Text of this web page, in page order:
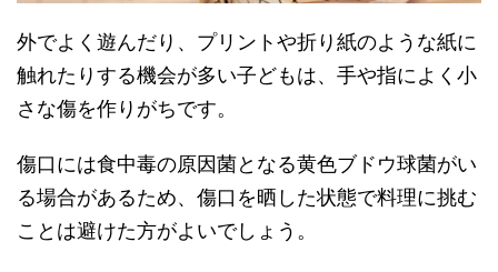
外でよく遊んだり、プリントや折り紙のような紙に
触れたりする機会が多い子どもは、手や指によく小
さな傷を作りがちです。
傷口には食中毒の原因菌となる黄色ブドウ球菌がい
る場合があるため、傷口を晒した状態で料理に挑む
ことは避けた方がよいでしょう。